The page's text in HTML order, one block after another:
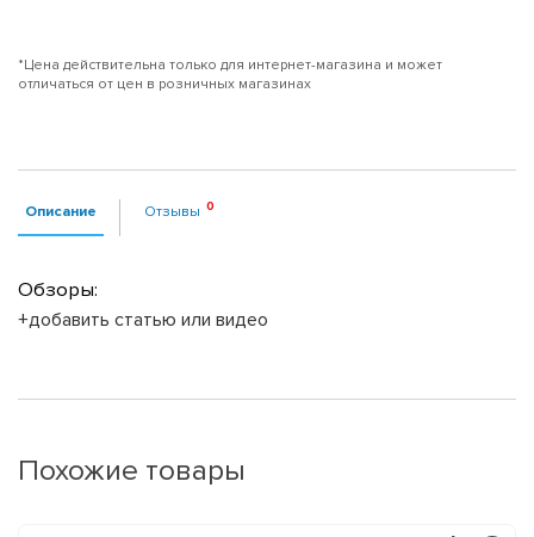
*Цена действительна только для интернет-магазина и может
отличаться от цен в розничных магазинах
Описание Отзывы
Обзоры:
+добавить статью или видео
Похожие товары